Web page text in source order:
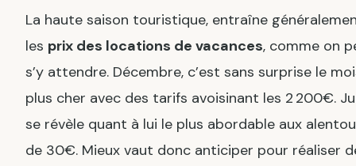
La haute saison touristique, entraîne
les prix des locations de vacances, comme on
s’y attendre. Décembre, c’est sans surprise le
plus cher avec des tarifs avoisinant les 2 200€.
se révèle quant à lui le plus abordable aux
de 30€. Mieux vaut donc anticiper pour réaliser